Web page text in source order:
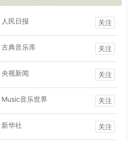
人民日报 关注
古典音乐库 关注
央视新闻 关注
Music音乐世界 关注
新华社 关注